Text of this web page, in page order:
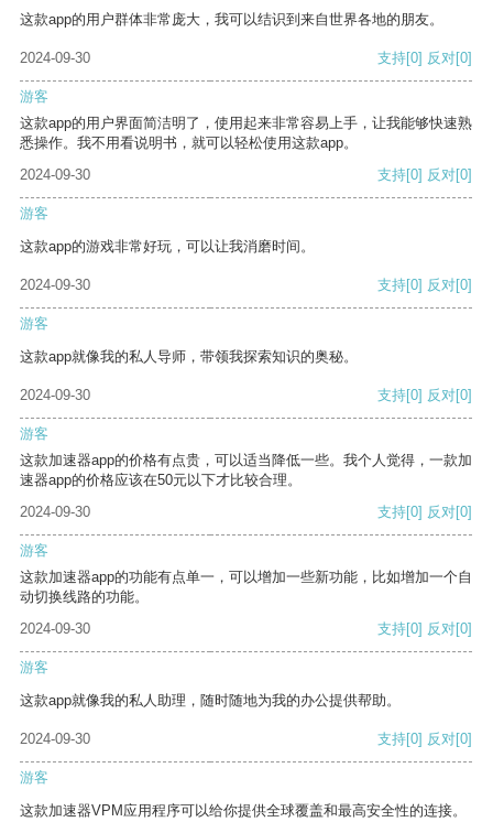
这款app的用户群体非常庞大，我可以结识到来自世界各地的朋友。
2024-09-30 支持[0] 反对[0]
游客
这款app的用户界面简洁明了，使用起来非常容易上手，让我能够快速熟
悉操作。我不用看说明书，就可以轻松使用这款app。
2024-09-30
支持[0] 反对[0]
游客
这款app的游戏非常好玩，可以让我消磨时间。
2024-09-30 支持[0] 反对[0]
游客
这款app就像我的私人导师，带领我探索知识的奥秘。
2024-09-30 支持[0] 反对[0]
游客
这款加速器app的价格有点贵，可以适当降低一些。我个人觉得，一款加
速器app的价格应该在50元以下才比较合理。
2024-09-30
支持[0] 反对[0]
游客
这款加速器app的功能有点单一，可以增加一些新功能，比如增加一个自
动切换线路的功能。
2024-09-30
支持[0] 反对[0]
游客
这款app就像我的私人助理，随时随地为我的办公提供帮助。
2024-09-30 支持[0] 反对[0]
游客
这款加速器VPM应用程序可以给你提供全球覆盖和最高安全性的连接。